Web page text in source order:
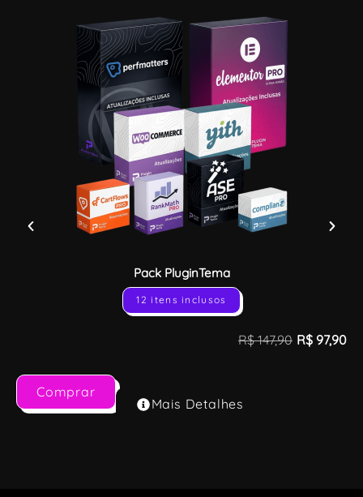
Pack PluginTema
12 itens inclusos
R$147,90 R$ 97,90
Comprar
Mais Detalhes